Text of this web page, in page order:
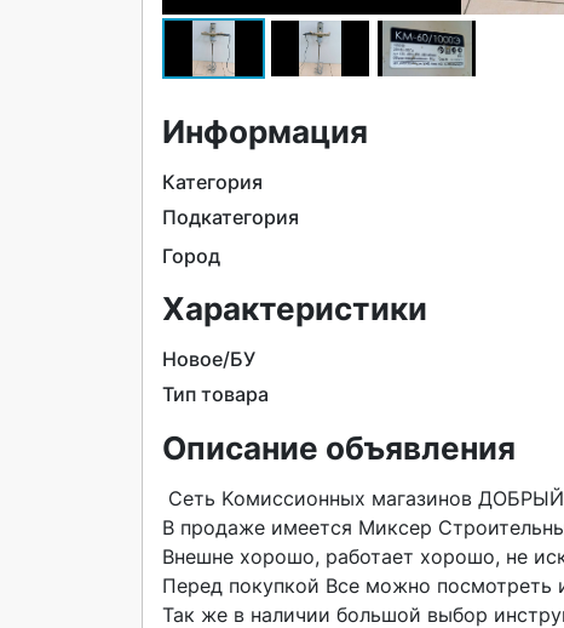
Информация
Категория
Подкатегория
Город
Характеристики
Новое/БУ
Тип товара
Описание объявления
В пpодажe имeется Миксер
Внешне хорошо, работает хорошо, не
Перед покупкой Все можно посмотреть
Так же в наличии большой выбор